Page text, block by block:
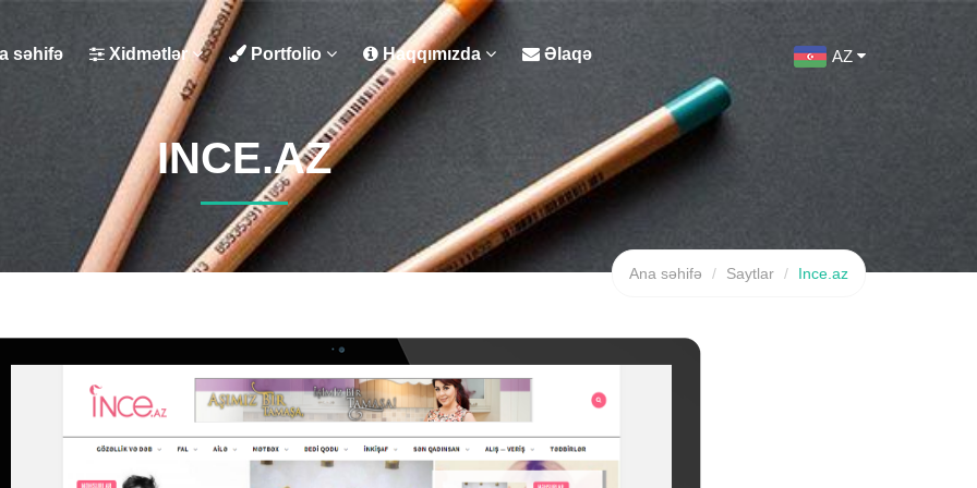
səhifə Xidmətlər Portfolio Haqqımızda Əlaqə AZ
INCE.AZ
Ana səhifə Saytlar Ince.az